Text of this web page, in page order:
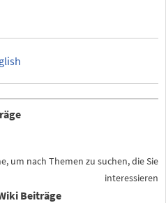
um nach Themen zu suchen, die Sie
interessieren
Beiträge